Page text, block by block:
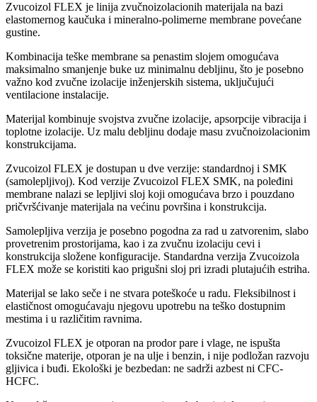
Zvucoizol FLEX je linija zvučnoizolacionih materijala na bazi
elastomernog kaučuka i mineralno-polimerne membrane povećane
gustine.
Kombinacija teške membrane sa penastim slojem omogućava
maksimalno smanjenje buke uz minimalnu debljinu, što je posebno
važno kod zvučne izolacije inženjerskih sistema, uključujući
ventilacione instalacije.
Materijal kombinuje svojstva zvučne izolacije, apsorpcije vibracija i
toplotne izolacije. Uz malu debljinu dodaje masu zvučnoizolacionim
konstrukcijama.
Zvucoizol FLEX je dostupan u dve verzije: standardnoj i SMK
(samolepljivoj). Kod verzije Zvucoizol FLEX SMK, na poleđini
membrane nalazi se lepljivi sloj koji omogućava brzo i pouzdano
pričvršćivanje materijala na većinu površina i konstrukcija.
Samolepljiva verzija je posebno pogodna za rad u zatvorenim, slabo
provetrenim prostorijama, kao i za zvučnu izolaciju cevi i
konstrukcija složene konfiguracije. Standardna verzija Zvucoizola
FLEX može se koristiti kao prigušni sloj pri izradi plutajućih estriha.
Materijal se lako seče i ne stvara poteškoće u radu. Fleksibilnost i
elastičnost omogućavaju njegovu upotrebu na teško dostupnim
mestima i u različitim ravnima.
Zvucoizol FLEX je otporan na prodor pare i vlage, ne ispušta
toksične materije, otporan je na ulje i benzin, i nije podložan razvoju
gljivica i buđi. Ekološki je bezbedan: ne sadrži azbest ni CFC-
HCFC.